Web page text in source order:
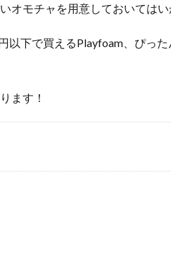
オモチャを用意しておいてはい
以下で買えるPlayfoam、ぴっ
ます！